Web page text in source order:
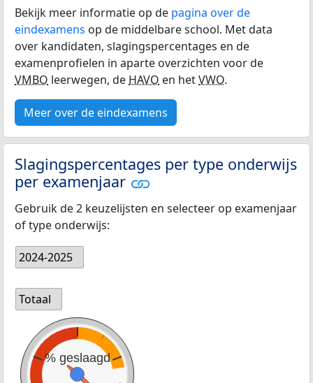
Bekijk meer informatie op de pagina over de
eindexamens op de middelbare school. Met data
over kandidaten, slagingspercentages en de
examenprofielen in aparte overzichten voor de
VMBO leerwegen, de HAVO en hetVWO.
Meer over de eindexamens
Slagingspercentages per type onderwijs
per examenjaar
Gebruik de 2 keuzelijsten en selecteer op examenjaar
of type onderwijs:
2024-2025
Totaal
% geslaagd